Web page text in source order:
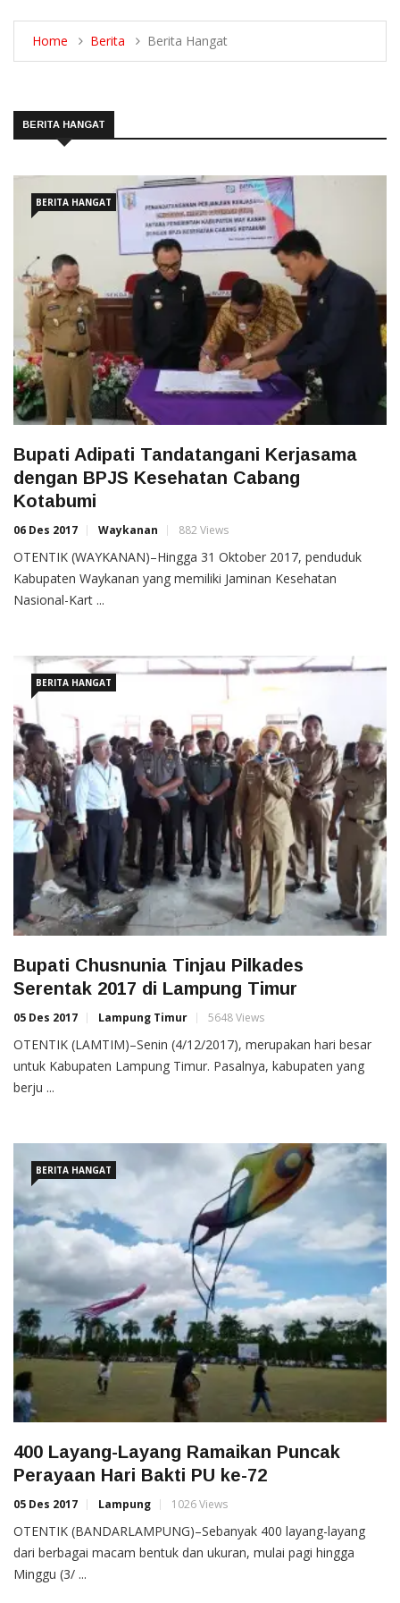
Home Berita Berita Hangat
BERITA HANGAT
BERITA HANGAT
Bupati Adipati Tandatangani Kerjasama
dengan BPJS Kesehatan Cabang
Kotabumi
06 Des 2017 Waykanan 882 Views
OTENTIK (WAYKANAN)–Hingga 31 Oktober 2017, penduduk
Kabupaten Waykanan yang memiliki Jaminan Kesehatan
Nasional-Kart ...
BERITA HANGAT
Bupati Chusnunia Tinjau Pilkades
Serentak 2017 di Lampung Timur
05 Des 2017 Lampung Timur 5648 Views
OTENTIK (LAMTIM)–Senin (4/12/2017), merupakan hari besar
untuk Kabupaten Lampung Timur. Pasalnya, kabupaten yang
berju ...
BERITA HANGAT
400 Layang-Layang Ramaikan Puncak
Perayaan Hari Bakti PU ke-72
05 Des 2017 Lampung 1026 Views
OTENTIK (BANDARLAMPUNG)–Sebanyak 400 layang-layang
dari berbagai macam bentuk dan ukuran, mulai pagi hingga
Minggu (3/ ...